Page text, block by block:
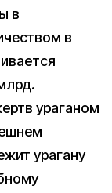
в
в
ураганом
урагану